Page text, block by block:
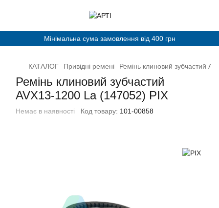
Мінімальна сума замовлення від 400 грн
КАТАЛОГ Привідні ремені Ремінь клиновий зубчастий
Ремінь клиновий зубчастий
AVX13-1200 La (147052) PIX
Немає в наявності Код товару: 101-00858